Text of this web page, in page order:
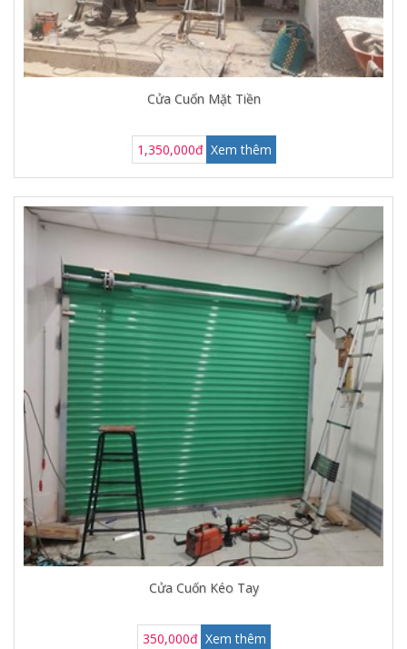
Cửa Cuốn Mặt Tiền
1,350,000đ Xem thêm
Cửa Cuốn Kéo Tay
350,000đ Xem thêm